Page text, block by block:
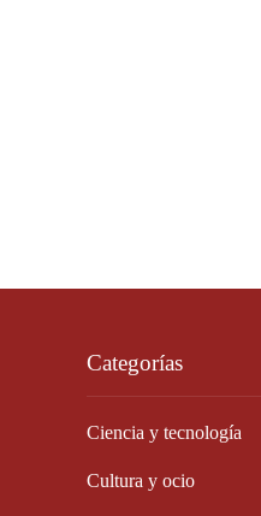
Categorías
Ciencia y tecnología
Cultura y ocio